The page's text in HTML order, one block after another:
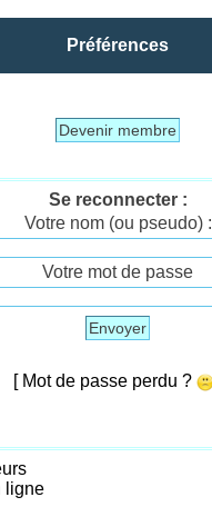
Préférences
Devenir membre
Se reconnecter :
Votre nom (ou pseudo) :
Votre mot de passe
Envoyer
[ Mot de passe perdu ?
ligne